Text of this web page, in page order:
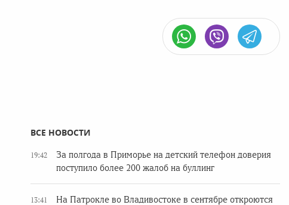
ВСЕ НОВОСТИ
19:42
За полгода в Приморье на детский телефон доверия
поступило более 200 жалоб на буллинг
13:41
На Патрокле во Владивостоке в сентябре откроются